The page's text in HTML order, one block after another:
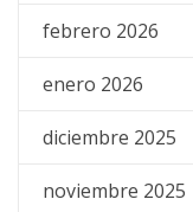
febrero 2026
enero 2026
diciembre 2025
noviembre 2025